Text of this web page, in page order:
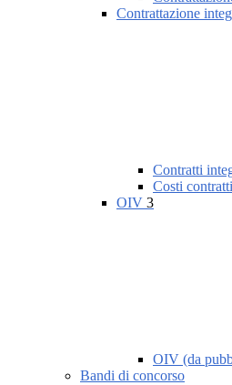
Contrattazione
Contratti
Costi
OIV 3
OIV (da
Bandi di concorso